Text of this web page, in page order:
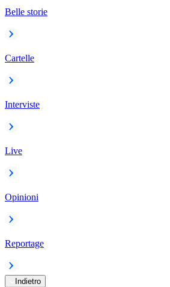
Belle storie
Cartelle
Interviste
Live
Opinioni
Reportage
Indietro